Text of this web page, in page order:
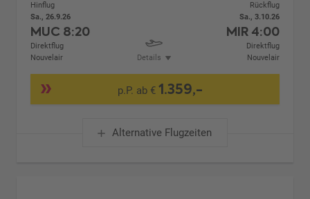
Hinflug
Sa., 26.9.26
MUC 8:20
Direktflug
Nouvelair
Details
Rückflug
Sa., 3.10.26
MIR 4:00
Direktflug
Nouvelair
p.P. ab € 1.359,-
Alternative Flugzeiten